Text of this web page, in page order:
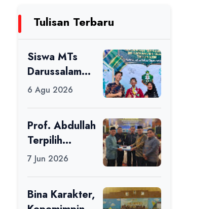
Tulisan Terbaru
Siswa MTs
Darussalam
Raih Juara 1
Kabupaten
Ciamis Tahun
2026
6 Agu 2026
Prof. Abdullah
Terpilih
sebagai Ketua
7 Jun 2026
Bina Karakter,